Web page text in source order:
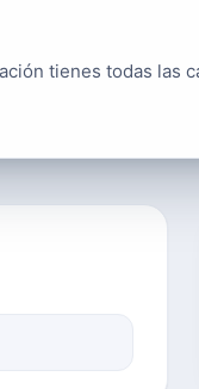
tienes todas las